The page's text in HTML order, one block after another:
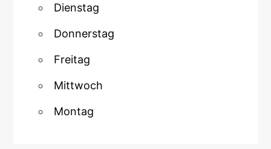
Dienstag
Donnerstag
Freitag
Mittwoch
Montag